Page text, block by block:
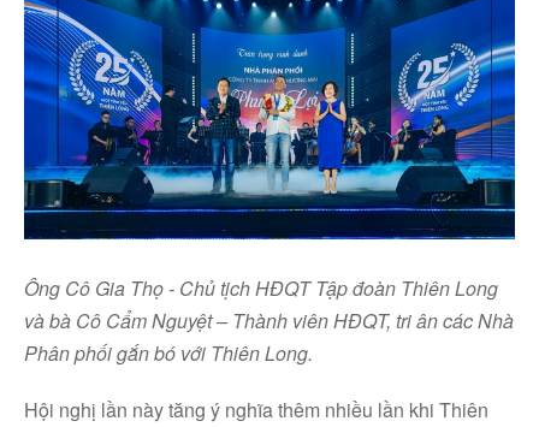
Ông Cô Gia Thọ - Chủ tịch HĐQT Tập đoàn Thiên Long
và bà Cô Cẩm Nguyệt – Thành viên HĐQT, tri ân các Nhà
Phân phối gắn bó với Thiên Long.
Hội nghị lần này tăng ý nghĩa thêm nhiều lần khi Thiên